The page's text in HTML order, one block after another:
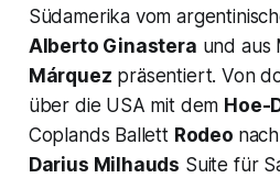
Südamerika vom
Alberto Ginastera und aus
Márquez präsentiert. Von
über die USA mit dem Hoe-
Coplands Ballett Rodeo
Darius Milhauds Suite für